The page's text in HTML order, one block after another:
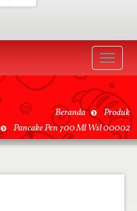
Toggle
Beranda
Produk
Pancake Pen 700 Ml Wsl 00002